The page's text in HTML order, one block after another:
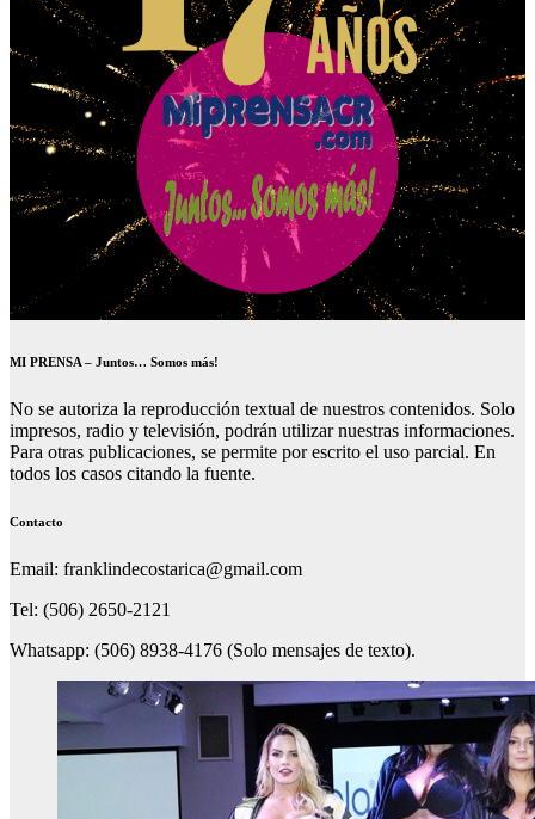
MI PRENSA – Juntos… Somos más!
No se autoriza la reproducción textual de nuestros contenidos. Solo
impresos, radio y televisión, podrán utilizar nuestras informaciones.
Para otras publicaciones, se permite por escrito el uso parcial. En
todos los casos citando la fuente.
Contacto
Email: franklindecostarica@gmail.com
Tel: (506) 2650-2121
Whatsapp: (506) 8938-4176 (Solo mensajes de texto).